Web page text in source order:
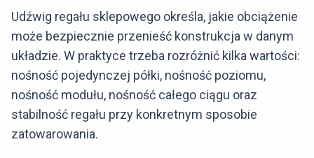
Udźwig regału sklepowego określa, jakie obciążenie
może bezpiecznie przenieść konstrukcja w danym
układzie. W praktyce trzeba rozróżnić kilka wartości:
nośność pojedynczej półki, nośność poziomu,
nośność modułu, nośność całego ciągu oraz
stabilność regału przy konkretnym sposobie
zatowarowania.